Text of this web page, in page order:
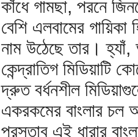
কাঁধে গামছা, পরনে
বেশি এলবামের
নাম উঠেছে তার। হ্যাঁ,
কেন্দ্রাতিগ মিডিয়াটি
দ্রুত বর্ধনশীল
একরকমের বাংলার চল
প্রস্তাব এই ধারার